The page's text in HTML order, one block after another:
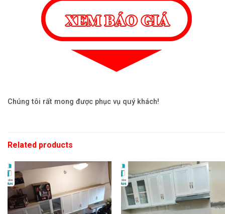
Chúng tôi rất mong được phục vụ quý khách!
Related products